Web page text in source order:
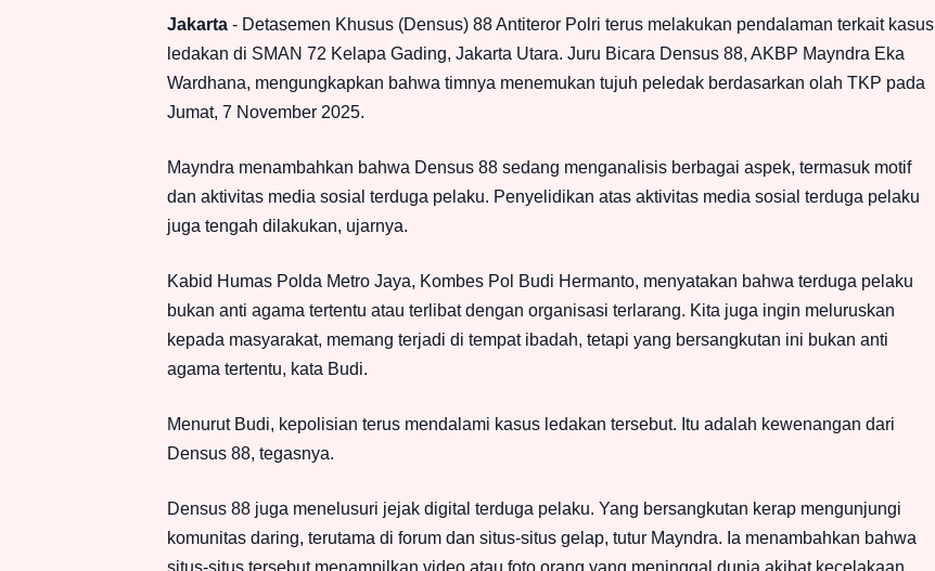
Jakarta - Detasemen Khusus (Densus) 88 Antiteror Polri terus melakukan pendalaman terkait kasus
ledakan di SMAN 72 Kelapa Gading, Jakarta Utara. Juru Bicara Densus 88, AKBP Mayndra Eka
Wardhana, mengungkapkan bahwa timnya menemukan tujuh peledak berdasarkan olah TKP pada
Jumat, 7 November 2025.
Mayndra menambahkan bahwa Densus 88 sedang menganalisis berbagai aspek, termasuk motif
dan aktivitas media sosial terduga pelaku. Penyelidikan atas aktivitas media sosial terduga pelaku
juga tengah dilakukan, ujarnya.
Kabid Humas Polda Metro Jaya, Kombes Pol Budi Hermanto, menyatakan bahwa terduga pelaku
bukan anti agama tertentu atau terlibat dengan organisasi terlarang. Kita juga ingin meluruskan
kepada masyarakat, memang terjadi di tempat ibadah, tetapi yang bersangkutan ini bukan anti
agama tertentu, kata Budi.
Menurut Budi, kepolisian terus mendalami kasus ledakan tersebut. Itu adalah kewenangan dari
Densus 88, tegasnya.
Densus 88 juga menelusuri jejak digital terduga pelaku. Yang bersangkutan kerap mengunjungi
komunitas daring, terutama di forum dan situs-situs gelap, tutur Mayndra. Ia menambahkan bahwa
situs-situs tersebut menampilkan video atau foto orang yang meninggal dunia akibat kecelakaan,